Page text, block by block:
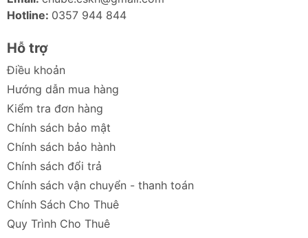
Hotline: 0357 944 844
Hỗ trợ
Điều khoản
Hướng dẫn mua hàng
Kiểm tra đơn hàng
Chính sách bảo mật
Chính sách bảo hành
Chính sách đổi trả
Chính sách vận chuyển - thanh toán
Chính Sách Cho Thuê
Quy Trình Cho Thuê